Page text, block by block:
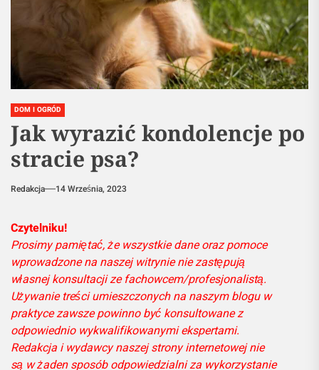
DOM I OGRÓD
Jak wyrazić kondolencje po
stracie psa?
Redakcja 14 Września, 2023
Czytelniku!
Prosimy pamiętać, że wszystkie dane oraz pomoce
wprowadzone na naszej witrynie nie zastępują
własnej konsultacji ze fachowcem/profesjonalistą.
Używanie treści umieszczonych na naszym blogu w
praktyce zawsze powinno być konsultowane z
odpowiednio wykwalifikowanymi ekspertami.
Redakcja i wydawcy naszej strony internetowej nie
są w żaden sposób odpowiedzialni za wykorzystanie